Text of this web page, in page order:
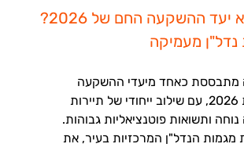
למה בטומי היא יעד ההשקעה החם של 2026?
מעמיקה
מתבססת כאחד מיעדי ההשקעה
המסקרנים לשנת 2026, עם שילוב ייחודי של תיירות
ותשואות פוטנציאליות גבוהות.
הנדל"ן המרכזיות בעיר, את